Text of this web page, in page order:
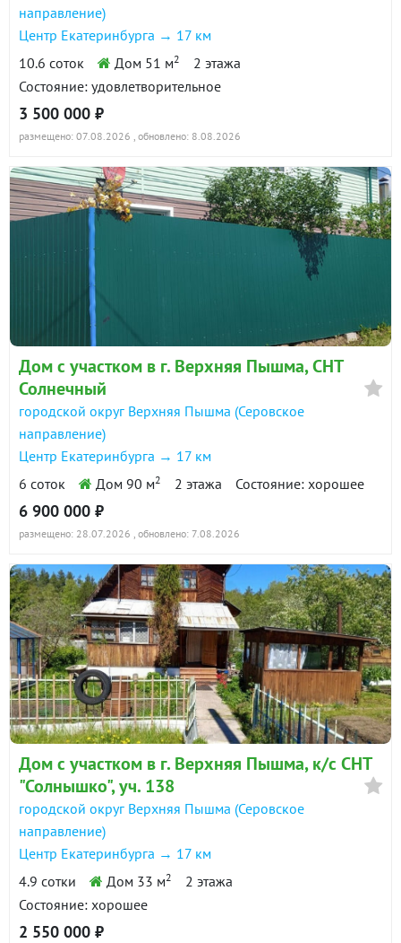
направление)
Центр Екатеринбурга → 17 км
10.6 соток
Дом 51 м2
2 этажа
Состояние: удовлетворительное
3 500 000 ₽
размещено: 07.08.2026 , обновлено: 8.08.2026
Дом с участком в г. Верхняя Пышма, СНТ
Солнечный
городской округ Верхняя Пышма (Серовское
направление)
Центр Екатеринбурга → 17 км
6 соток
Дом 90 м2 2 этажа Состояние: хорошее
6 900 000 ₽
размещено: 28.07.2026 , обновлено: 7.08.2026
Дом с участком в г. Верхняя Пышма, к/с СНТ
"Солнышко", уч. 138
городской округ Верхняя Пышма (Серовское
направление)
Центр Екатеринбурга → 17 км
4.9 сотки
Дом 33 м2
2 этажа
Состояние: хорошее
2 550 000 ₽